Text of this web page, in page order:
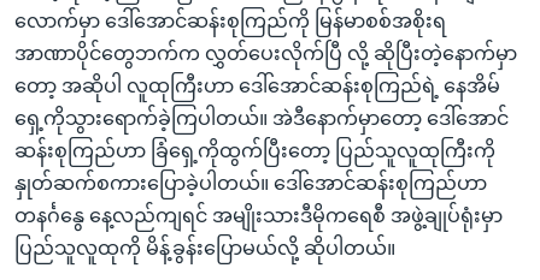
လောက်မှာ ဒေါ်အောင်ဆန်းစုကြည်ကို မြန်မာစစ်အစိုးရ
အာဏာပိုင်တွေဘက်က လွှတ်ပေးလိုက်ပြီ လို့ ဆိုပြီးတဲ့နောက်မှာ
တော့ အဆိုပါ လူထုကြီးဟာ ဒေါ်အောင်ဆန်းစုကြည်ရဲ့ နေအိမ်
ရှေ့ကိုသွားရောက်ခဲ့ကြပါတယ်။ အဲဒီနောက်မှာတော့ ဒေါ်အောင်
ဆန်းစုကြည်ဟာ ခြံရှေ့ကိုထွက်ပြီးတော့ ပြည်သူလူထုကြီးကို
နှုတ်ဆက်စကားပြောခဲ့ပါတယ်။ ဒေါ်အောင်ဆန်းစုကြည်ဟာ
တနင်္ဂနွေ နေ့လည်ကျရင် အမျိုးသားဒီမိုကရေစီ အဖွဲ့ချုပ်ရုံးမှာ
ပြည်သူလူထုကို မိန့်ခွန်းပြောမယ်လို့ ဆိုပါတယ်။